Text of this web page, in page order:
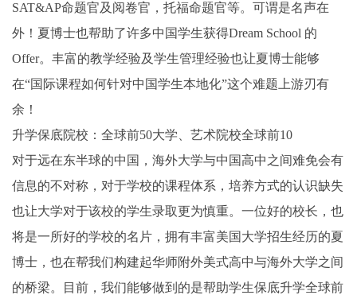
SAT&AP命题官及阅卷官，托福命题官等。可谓是名声在
外！夏博士也帮助了许多中国学生获得Dream School 的
Offer。丰富的教学经验及学生管理经验也让夏博士能够
在“国际课程如何针对中国学生本地化”这个难题上游刃有
余！
升学保底院校：全球前50大学、艺术院校全球前10
对于远在东半球的中国，海外大学与中国高中之间难免会有
信息的不对称，对于学校的课程体系，培养方式的认识缺失
也让大学对于该校的学生录取更为慎重。一位好的校长，也
将是一所好的学校的名片，拥有丰富美国大学招生经历的夏
博士，也在帮我们构建起华师附外美式高中与海外大学之间
的桥梁。目前，我们能够做到的是帮助学生保底升学全球前